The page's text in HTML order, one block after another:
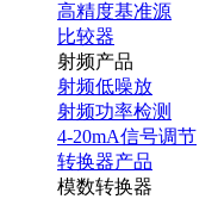
高精度基准源
比较器
射频产品
射频低噪放
射频功率检测
4-20mA信号调节
转换器产品
模数转换器